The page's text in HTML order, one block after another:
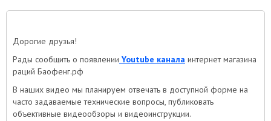
Дорогие друзья!
Рады сообщить о появлении Youtube канала интернет магазина
раций Баофенг.рф
В наших видео мы планируем отвечать в доступной форме на
часто задаваемые технические вопросы, публиковать
объективные видеообзоры и видеоинструкции.